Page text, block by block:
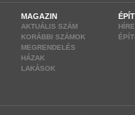
MAGAZIN
AKTUÁLIS SZÁM
KORÁBBI SZÁMOK
MEGRENDELÉS
HÁZAK
LAKÁSOK